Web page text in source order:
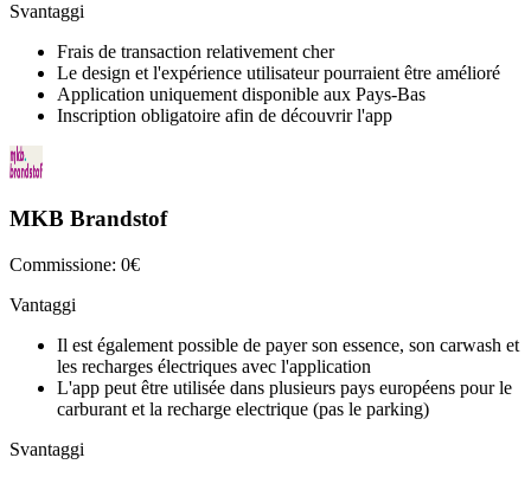
Svantaggi
Frais de transaction relativement cher
Le design et l'expérience utilisateur pourraient être amélioré
Application uniquement disponible aux Pays-Bas
Inscription obligatoire afin de découvrir l'app
MKB Brandstof
Commissione: 0€
Vantaggi
Il est également possible de payer son essence, son carwash et
les recharges électriques avec l'application
L'app peut être utilisée dans plusieurs pays européens pour le
carburant et la recharge electrique (pas le parking)
Svantaggi